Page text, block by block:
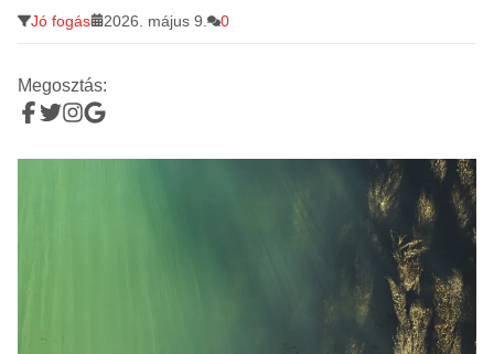
Jó fogás 2026. május 9. 0
Megosztás: